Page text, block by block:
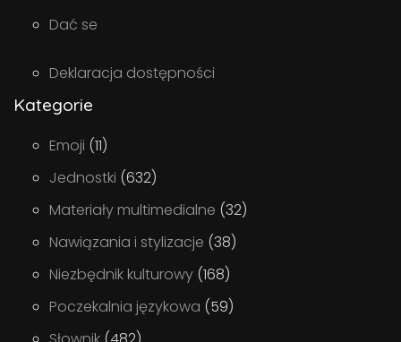
Dać se
Deklaracja dostępności
Kategorie
Emoji (11)
Jednostki (632)
Materiały multimedialne (32)
Nawiązania i stylizacje (38)
Niezbędnik kulturowy (168)
Poczekalnia językowa (59)